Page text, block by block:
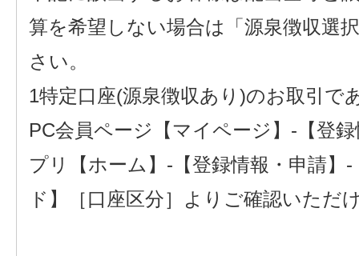
算を希望しない場合は「源泉徴収選
さい。
1特定口座(源泉徴収あり)のお取引で
PC会員ページ【マイページ】-【登
プリ【ホーム】-【登録情報・申請】
ド】［口座区分］よりご確認いただ